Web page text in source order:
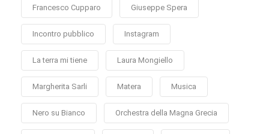
Francesco Cupparo Giuseppe Spera
Incontro pubblico Instagram
La terra mi tiene Laura Mongiello
Margherita Sarli Matera Musica
Nero su Bianco Orchestra della Magna Grecia